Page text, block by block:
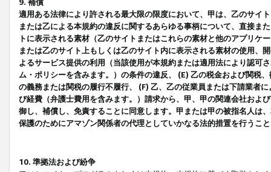
9. 補償
適用ある法律により許される最大限の限度において、甲は、乙のサイ
または乙による本規約の違反に関するあらゆる事柄について、直接ま
トに表示される素材（乙のサイトまたはこれらの素材と他のアプリ
または乙のサイト上もしくは乙のサイト内に表示される素材の使用、
よるサービス提供の利用（当該使用が本規約または適用法により認可
ム・ポリシーを含みます。）の条件の違反、 (E) 乙の税金および関税
の義務または関税の履行不履行、 (F) 乙、乙の従業員または下請業者
び経費（弁護士費用を含みます。）請求から、甲、甲の関連会社およ
御し、補償し、免責することに同意します。甲または甲の被指名人は
保護のためにアマゾン関係者の代理としていかなる法的措置を行うこ
10. 準拠法および紛争